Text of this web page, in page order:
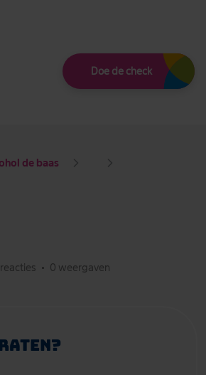
Doe de check
de baas
• 0 weergaven